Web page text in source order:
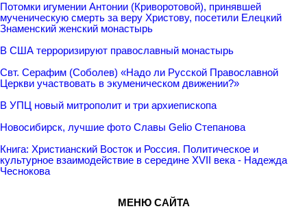
Потомки игумении Антонии (Криворотовой), принявшей
мученическую смерть за веру Христову, посетили Елецкий
Знаменский женский монастырь
В США терроризируют православный монастырь
Свт. Серафим (Соболев) «Надо ли Русской Православной
Церкви участвовать в экуменическом движении?»
В УПЦ новый митрополит и три архиепископа
Новосибирск, лучшие фото Славы Gelio Степанова
Книга: Христианский Восток и Россия. Политическое и
культурное взаимодействие в середине XVII века - Надежда
Чеснокова
МЕНЮ САЙТА